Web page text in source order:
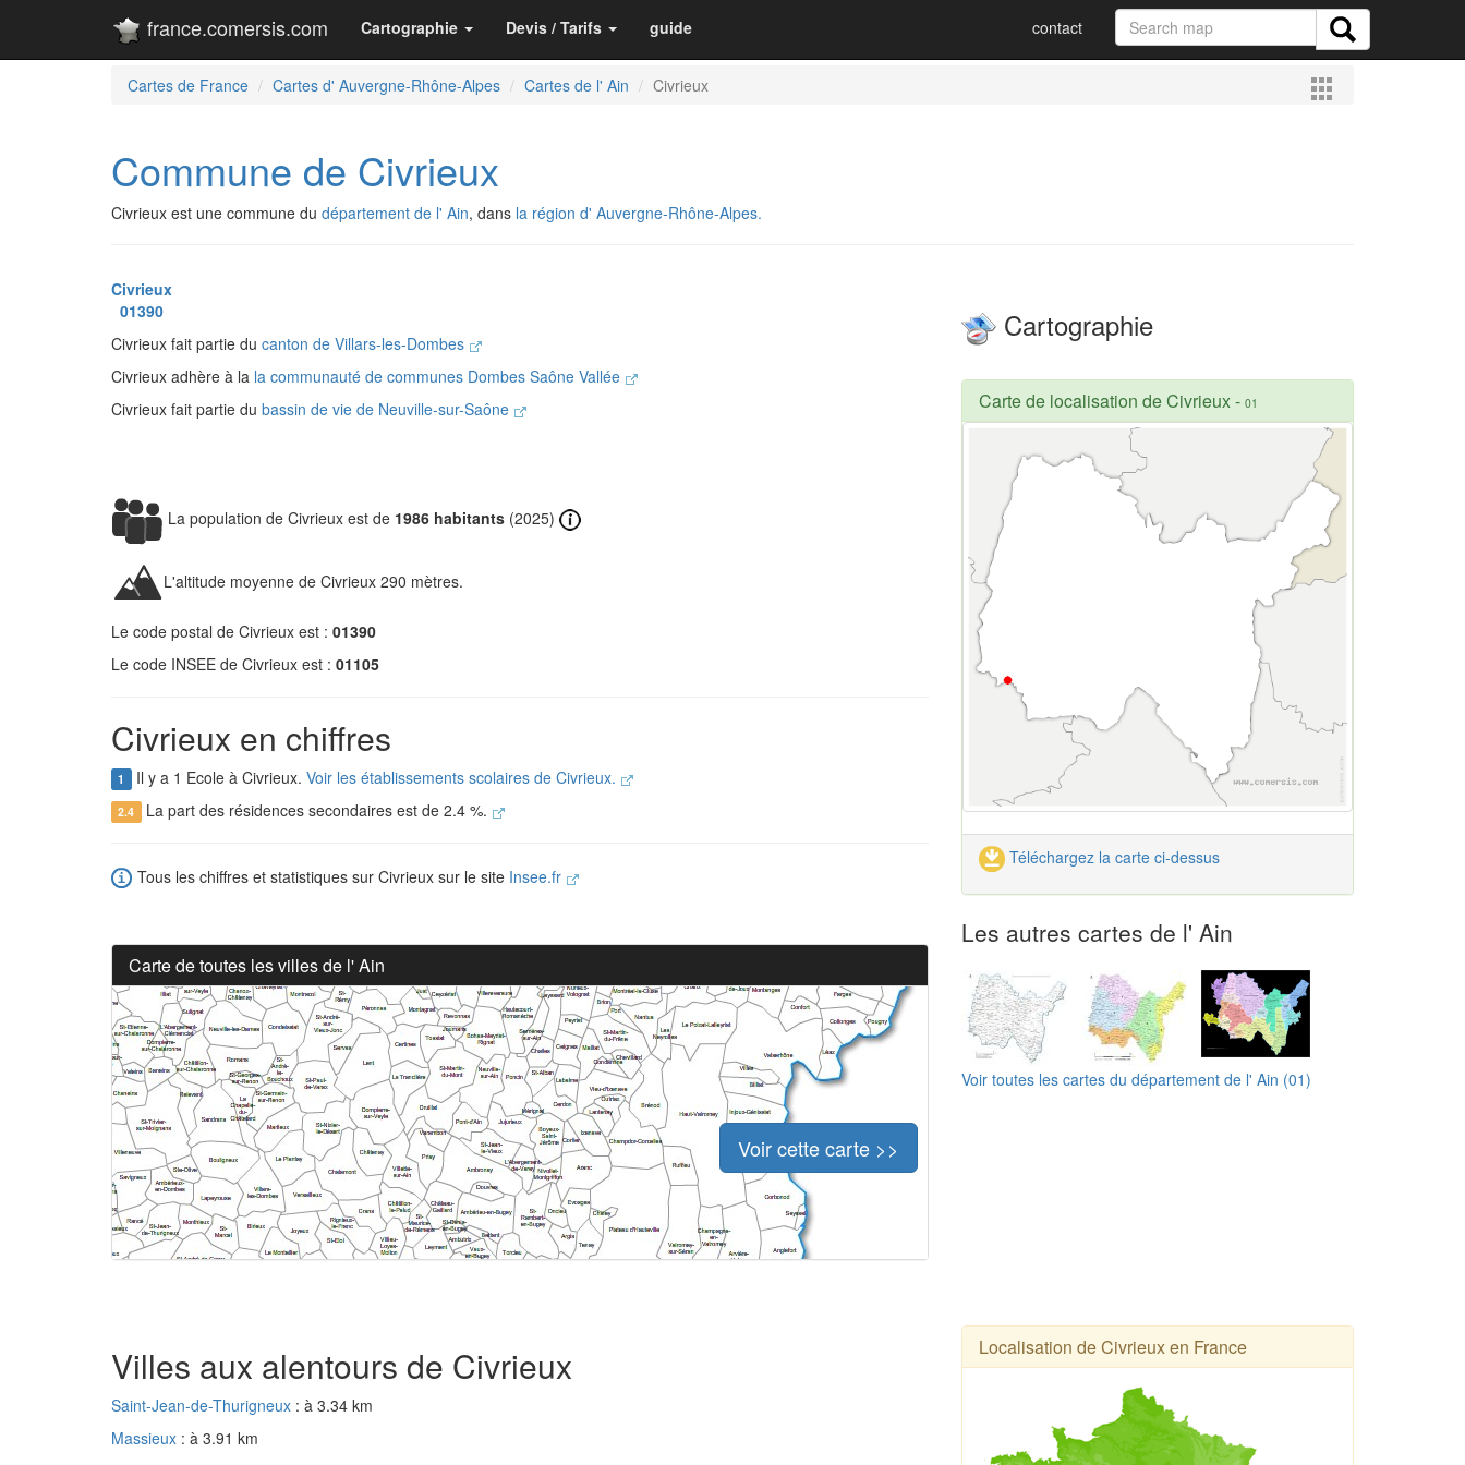
france.comersis.com Cartographie Devis / Tarifs guide contact
Cartes de France Cartes d' Auvergne-Rhône-Alpes Cartes de l' Ain Civrieux
Commune de Civrieux
Civrieux est une commune du département de l' Ain, dans la région d' Auvergne-Rhône-Alpes.
Civrieux
01390
Civrieux fait partie du canton de Villars-les-Dombes
Civrieux adhère à la la communauté de communes Dombes Saône Vallée
Civrieux fait partie du bassin de vie de Neuville-sur-Saône
La population de Civrieux est de 1986 habitants (2025)
L'altitude moyenne de Civrieux 290 mètres.
Le code postal de Civrieux est : 01390
Le code INSEE de Civrieux est : 01105
Civrieux en chiffres
1 Il y a 1 Ecole à Civrieux. Voir les établissements scolaires de Civrieux.
2.4 La part des résidences secondaires est de 2.4 %.
Tous les chiffres et statistiques sur Civrieux sur le site Insee.fr
Carte de toutes les villes de l' Ain
Voir cette carte >>
Cartographie
Carte de localisation de Civrieux- 01
Téléchargez la carte ci-dessus
Les autres cartes de l' Ain
Voir toutes les cartes du département de l' Ain (01)
Villes aux alentours de Civrieux
Saint-Jean-de-Thurigneux : à 3.34 km
Massieux : à 3.91 km
Localisation de Civrieux en France